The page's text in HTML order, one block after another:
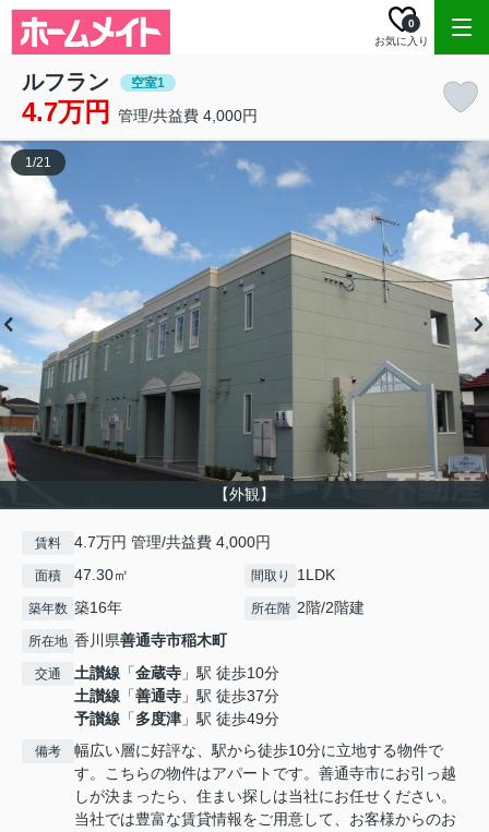
お気に入り
0
ルフラン 空室1
4.7万円 管理/共益費 4,000円
【外観】
1/21
賃料 4.7万円 管理/共益費 4,000円
面積 47.30㎡ 間取り 1LDK
築年数 築16年 所在階 2階/2階建
所在地 香川県善通寺市稲木町
交通 土讃線 「金蔵寺 」駅 徒歩10分
土讃線 「善通寺 」駅 徒歩37分
予讃線 「多度津 」駅 徒歩49分
備考
幅広い層に好評な、駅から徒歩10分に立地する物件で
す。こちらの物件はアパートです。善通寺市にお引っ越
しが決まったら、住まい探しは当社にお任せください。
当社では豊富な賃貸情報をご用意して、お客様からのお